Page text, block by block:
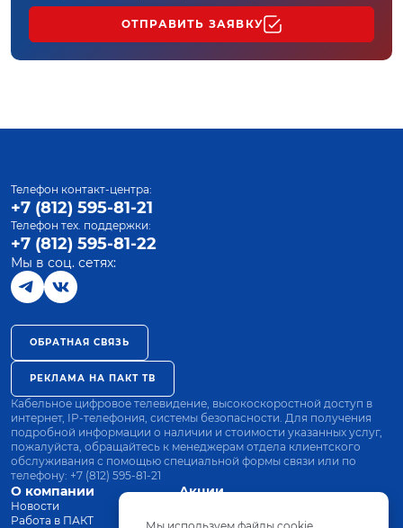
ОТПРАВИТЬ ЗАЯВКУ
О компании
Новости
Работа в ПАКТ
Акции
Оплата
Телефон контакт-центра:
+7 (812) 595-81-21
Телефон тех. поддержки:
+7 (812) 595-81-22
Мы в соц. сетях:
ОБРАТНАЯ СВЯЗЬ
РЕКЛАМА НА ПАКТ ТВ
Кабельное цифровое телевидение, высокоскоростной доступ в
интернет, IP-телефония, системы безопасности. Для получения
подробной информации о наличии и стоимости указанных услуг,
пожалуйста, обращайтесь к менеджерам отдела клиентского
обслуживания с помощью специальной формы связи или по
телефону: +7 (812) 595-81-21